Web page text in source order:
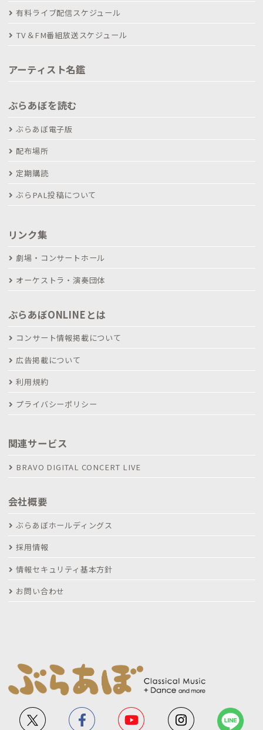
有料ライブ配信スケジュール
TV＆FM番組放送スケジュール
アーティスト名鑑
ぶらあぼを読む
ぶらあぼ電子版
配布場所
定期購読
ぶらPAL投稿について
リンク集
劇場・コンサートホール
オーケストラ・演奏団体
ぶらあぼONLINEとは
コンサート情報掲載について
広告掲載について
利用規約
プライバシーポリシー
関連サービス
BRAVO DIGITAL CONCERT LIVE
会社概要
ぶらあぼホールディングス
採用情報
情報セキュリティ基本方針
お問い合わせ